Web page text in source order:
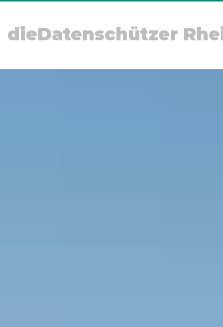
dieDatenschützer